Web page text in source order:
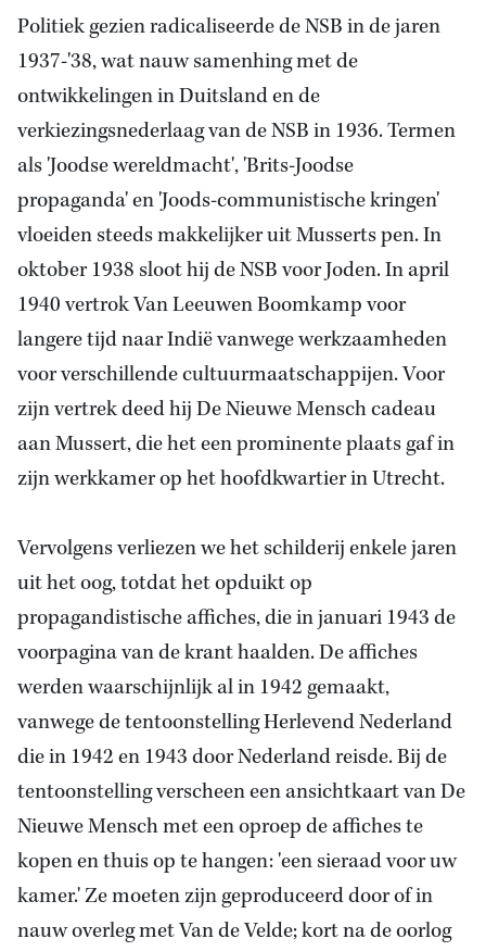
Politiek gezien radicaliseerde de NSB in de jaren
1937-'38, wat nauw samenhing met de
ontwikkelingen in Duitsland en de
verkiezingsnederlaag van de NSB in 1936. Termen
als 'Joodse wereldmacht', 'Brits-Joodse
propaganda' en 'Joods-communistische kringen'
vloeiden steeds makkelijker uit Musserts pen. In
oktober 1938 sloot hij de NSB voor Joden. In april
1940 vertrokVan LeeuwenBoomkamp voor
langere tijd naar Indië vanwege werkzaamheden
voor verschillende cultuurmaatschappijen. Voor
zijn vertrek deed hij De Nieuwe Mensch cadeau
aan Mussert, die het een prominente plaats gaf in
zijn werkkamer op het hoofdkwartier inUtrecht.
Vervolgens verliezen we het schilderij enkele jaren
uit het oog, totdat het opduikt op
propagandistische affiches, die in januari 1943 de
voorpagina van de krant haalden. De affiches
werden waarschijnlijk al in 1942 gemaakt,
vanwege de tentoonstelling Herlevend Nederland
die in 1942 en 1943 door Nederland reisde. Bij de
tentoonstelling verscheen een ansichtkaart van De
Nieuwe Mensch met een oproep de affiches te
kopen en thuis op te hangen: 'een sieraad voor uw
kamer.' Ze moeten zijn geproduceerd door of in
nauw overleg met Van de Velde; kort na de oorlog